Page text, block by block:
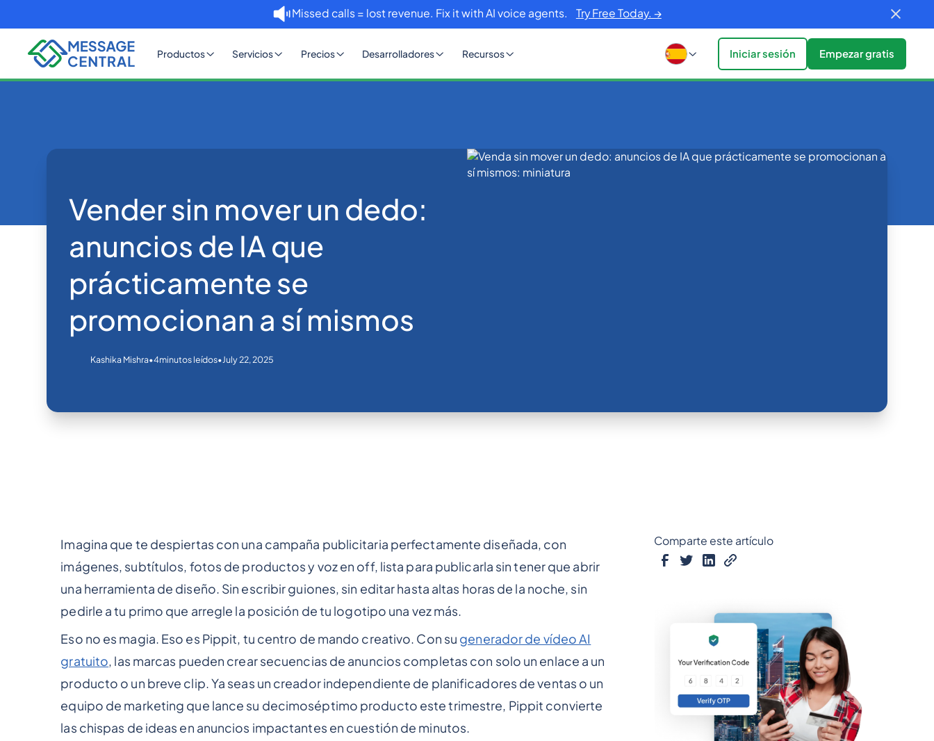
Missed calls = lost revenue. Fix it with AI voice agents. Try Free Today. →
Productos Servicios Precios Desarrolladores Recursos Iniciar sesión Empezar gratis
Vender sin mover un dedo:
anuncios de IA que
prácticamente se
promocionan a sí mismos
Kashika Mishra•4minutos leídos•July 22, 2025
Imagina que te despiertas con una campaña publicitaria perfectamente diseñada, con
imágenes, subtítulos, fotos de productos y voz en off, lista para publicarla sin tener que abrir
una herramienta de diseño. Sin escribir guiones, sin editar hasta altas horas de la noche, sin
pedirle a tu primo que arregle la posición de tu logotipo una vez más.
Eso no es magia. Eso es Pippit, tu centro de mando creativo. Con su generador de vídeo AI
gratuito, las marcas pueden crear secuencias de anuncios completas con solo un enlace a un
producto o un breve clip. Ya seas un creador independiente de planificadores de ventas o un
equipo de marketing que lance su decimoséptimo producto este trimestre, Pippit convierte
las chispas de ideas en anuncios impactantes en cuestión de minutos.
Comparte este artículo